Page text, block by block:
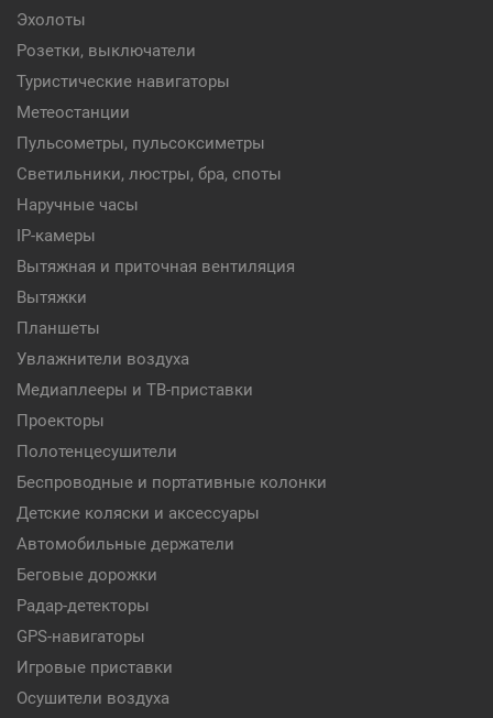
Эхолоты
Розетки, выключатели
Туристические навигаторы
Метеостанции
Пульсометры, пульсоксиметры
Светильники, люстры, бра, споты
Наручные часы
IP-камеры
Вытяжная и приточная вентиляция
Вытяжки
Планшеты
Увлажнители воздуха
Медиаплееры и ТВ-приставки
Проекторы
Полотенцесушители
Беспроводные и портативные колонки
Детские коляски и аксессуары
Автомобильные держатели
Беговые дорожки
Радар-детекторы
GPS-навигаторы
Игровые приставки
Осушители воздуха